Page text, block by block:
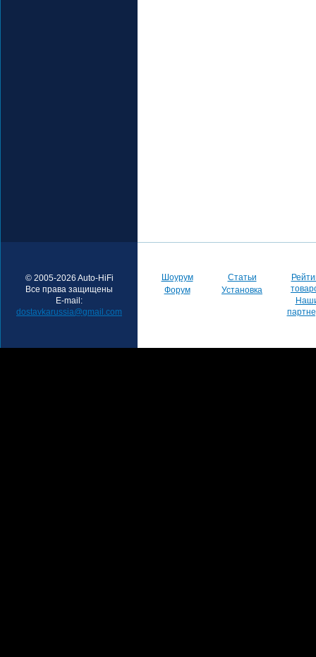
© 2005-2026 Auto-HiFi
Все права защищены
E-mail:
dostavkarussia@gmail.com
Шоурум
Форум
Статьи
Установка